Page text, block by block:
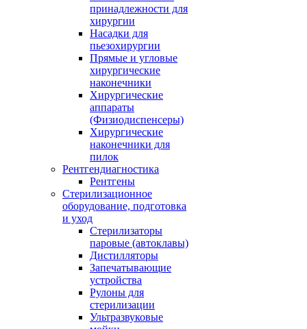
принадлежности для
хирургии
Насадки для
пьезохирургии
Прямые и угловые
хирургические
наконечники
Хирургические
аппараты
(Физиодиспенсеры)
Хирургические
наконечники для
пилок
Рентгендиагностика
Рентгены
Стерилизационное
оборудование, подготовка
и уход
Стерилизаторы
паровые (автоклавы)
Дистилляторы
Запечатывающие
устройства
Рулоны для
стерилизации
Ультразвуковые